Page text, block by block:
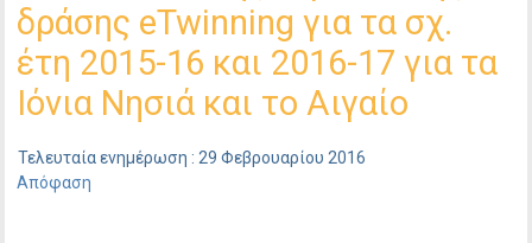
δράσης eTwinning για τα σχ.
έτη 2015-16 και 2016-17 για τα
Ιόνια Νησιά και το Αιγαίο
Τελευταία ενημέρωση : 29 Φεβρουαρίου 2016
Απόφαση